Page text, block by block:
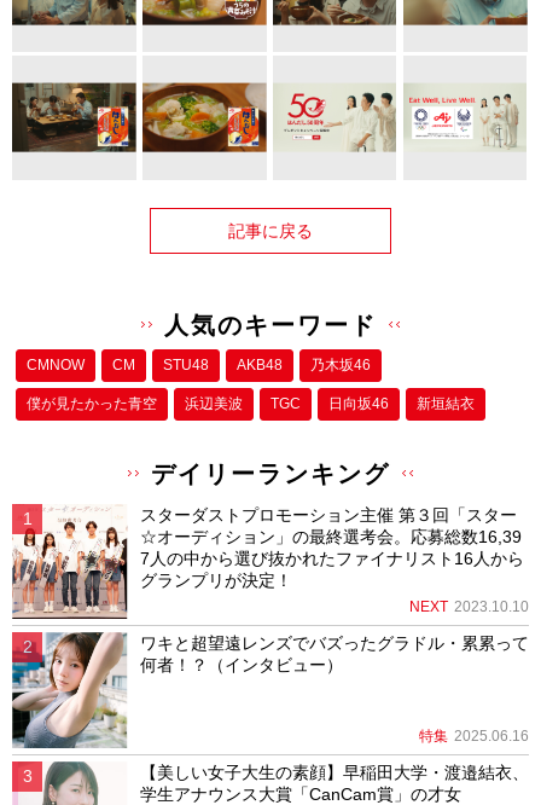
記事に戻る
人気のキーワード
CMNOW CM STU48 AKB48 乃木坂46
僕が⾒たかった⻘空 浜辺美波 TGC 日向坂46 新垣結衣
デイリーランキング
スターダストプロモーション主催 第３回「スター
☆オーディション」の最終選考会。応募総数16,39
7人の中から選び抜かれたファイナリスト16人から
グランプリが決定！
NEXT 2023.10.10
ワキと超望遠レンズでバズったグラドル・累累って
何者！？（インタビュー）
特集 2025.06.16
【美しい女子大生の素顔】早稲田大学・渡邉結衣、
学生アナウンス大賞「CanCam賞」の才女